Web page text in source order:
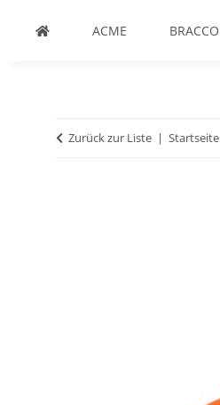
ACME BRACCO
Zurück zur Liste Startseite